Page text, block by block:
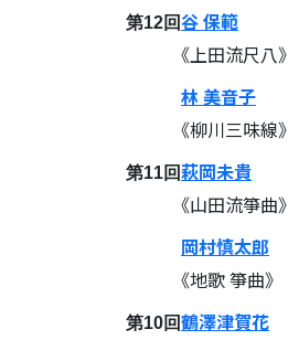
第12回谷 保範
《上田流尺八》
林 美音子
《柳川三味線》
第11回萩岡未貴
《山田流箏曲》
岡村慎太郎
《地歌 箏曲》
第10回鶴澤津賀花